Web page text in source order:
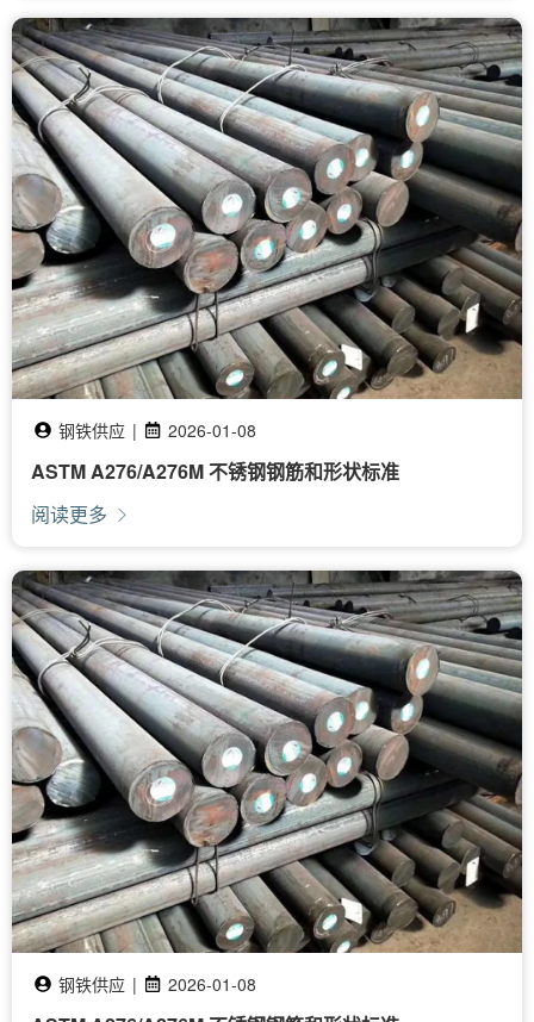
钢铁供应 | 2026-01-08
ASTM A276/A276M 不锈钢钢筋和形状标准
阅读更多
钢铁供应 | 2026-01-08